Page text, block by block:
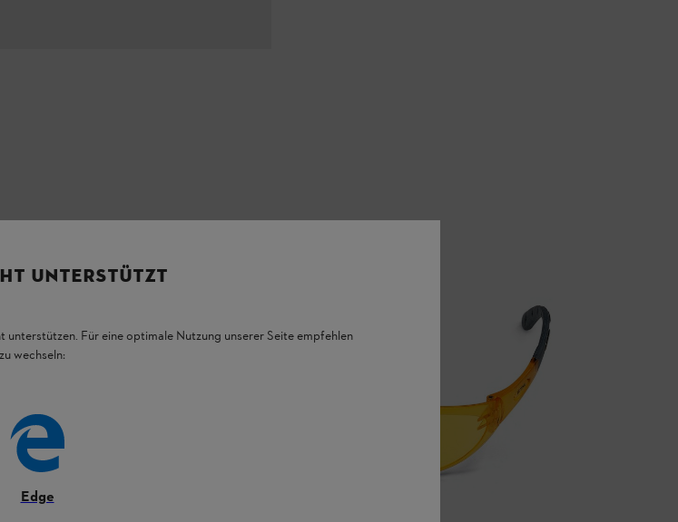
számára
UNTERSTÜTZT
unterstützen. Für eine optimale Nutzung unserer Seite empfehlen
wechseln:
Edge